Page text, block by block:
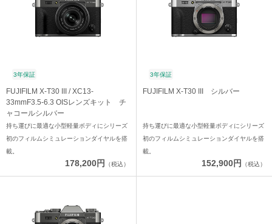
3年保証
FUJIFILM X-T30 III / XC13-
33mmF3.5-6.3 OISレンズキット チ
ャコールシルバー
持ち運びに最適な小型軽量ボディにシリーズ
初のフィルムシミュレーションダイヤルを搭
載。
178,200円 （税込）
3年保証
FUJIFILM X-T30 III シルバー
持ち運びに最適な小型軽量ボディにシリーズ
初のフィルムシミュレーションダイヤルを搭
載。
152,900円 （税込）